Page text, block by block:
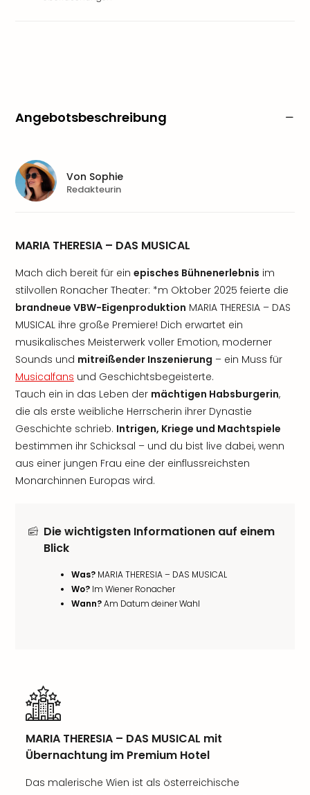
Angebotsbeschreibung
MARIA THERESIA – DAS MUSICAL
Mach dich bereit für ein episches Bühnenerlebnis im
stilvollen Ronacher Theater: *m Oktober 2025 feierte die
brandneue VBW-Eigenproduktion MARIA THERESIA – DAS
MUSICAL ihre große Premiere! Dich erwartet ein
musikalisches Meisterwerk voller Emotion, moderner
Sounds und mitreißender Inszenierung – ein Muss für
Musicalfans und Geschichtsbegeisterte.
Tauch ein in das Leben der mächtigen Habsburgerin,
die als erste weibliche Herrscherin ihrer Dynastie
Geschichte schrieb. Intrigen, Kriege und Machtspiele
bestimmen ihr Schicksal – und du bist live dabei, wenn
aus einer jungen Frau eine der einflussreichsten
Monarchinnen Europas wird.
Die wichtigsten Informationen auf einem
Blick
Was? MARIA THERESIA – DAS MUSICAL
Wo? Im Wiener Ronacher
Wann?Am Datum deiner Wahl
MARIA THERESIA – DAS MUSICAL mit
Übernachtung im Premium Hotel
Das malerische Wien ist als österreichische
Von Sophie
Redakteurin